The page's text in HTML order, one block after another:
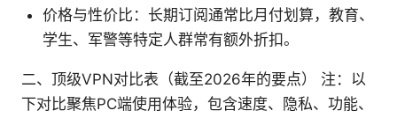
价格与性价比：长期订阅通常比月付划算，教育、
学生、军警等特定人群常有额外折扣。
二、顶级VPN对比表（截至2026年的要点） 注：以
下对比聚焦PC端使用体验，包含速度、隐私、功能、